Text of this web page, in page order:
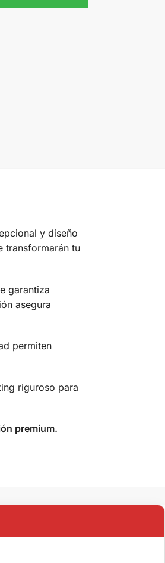
y diseño
transformarán tu
garantiza
asegura
permiten
riguroso para
premium.